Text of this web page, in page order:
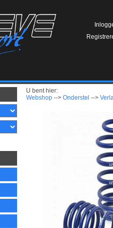
U bent hier:
Webshop --> Onderstel -->